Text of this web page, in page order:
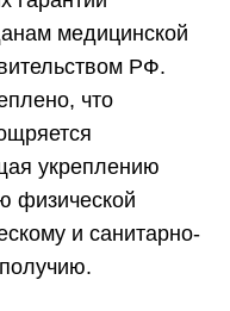
медицинской
РФ.
что
укреплению
физической
и санитарно-